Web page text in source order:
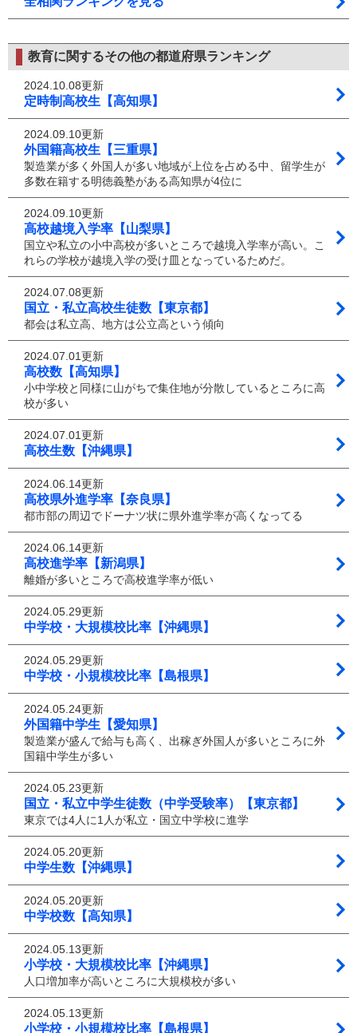
教育に関するその他の都道府県ランキング
2024.10.08更新
定時制高校生【高知県】
2024.09.10更新
外国籍高校生【三重県】
製造業が多く外国人が多い地域が上位を占める中、留学生が
多数在籍する明徳義塾がある高知県が4位に
2024.09.10更新
高校越境入学率【山梨県】
国立や私立の小中高校が多いところで越境入学率が高い。こ
れらの学校が越境入学の受け皿となっているためだ。
2024.07.08更新
国立・私立高校生徒数【東京都】
都会は私立高、地方は公立高という傾向
2024.07.01更新
高校数【高知県】
小中学校と同様に山がちで集住地が分散しているところに高
校が多い
2024.07.01更新
高校生数【沖縄県】
2024.06.14更新
高校県外進学率【奈良県】
都市部の周辺でドーナツ状に県外進学率が高くなってる
2024.06.14更新
高校進学率【新潟県】
離婚が多いところで高校進学率が低い
2024.05.29更新
中学校・大規模校比率【沖縄県】
2024.05.29更新
中学校・小規模校比率【島根県】
2024.05.24更新
外国籍中学生【愛知県】
製造業が盛んで給与も高く、出稼ぎ外国人が多いところに外
国籍中学生が多い
2024.05.23更新
国立・私立中学生徒数（中学受験率）【東京都】
東京では4人に1人が私立・国立中学校に進学
2024.05.20更新
中学生数【沖縄県】
2024.05.20更新
中学校数【高知県】
2024.05.13更新
小学校・大規模校比率【沖縄県】
人口増加率が高いところに大規模校が多い
2024.05.13更新
小学校・小規模校比率【島根県】